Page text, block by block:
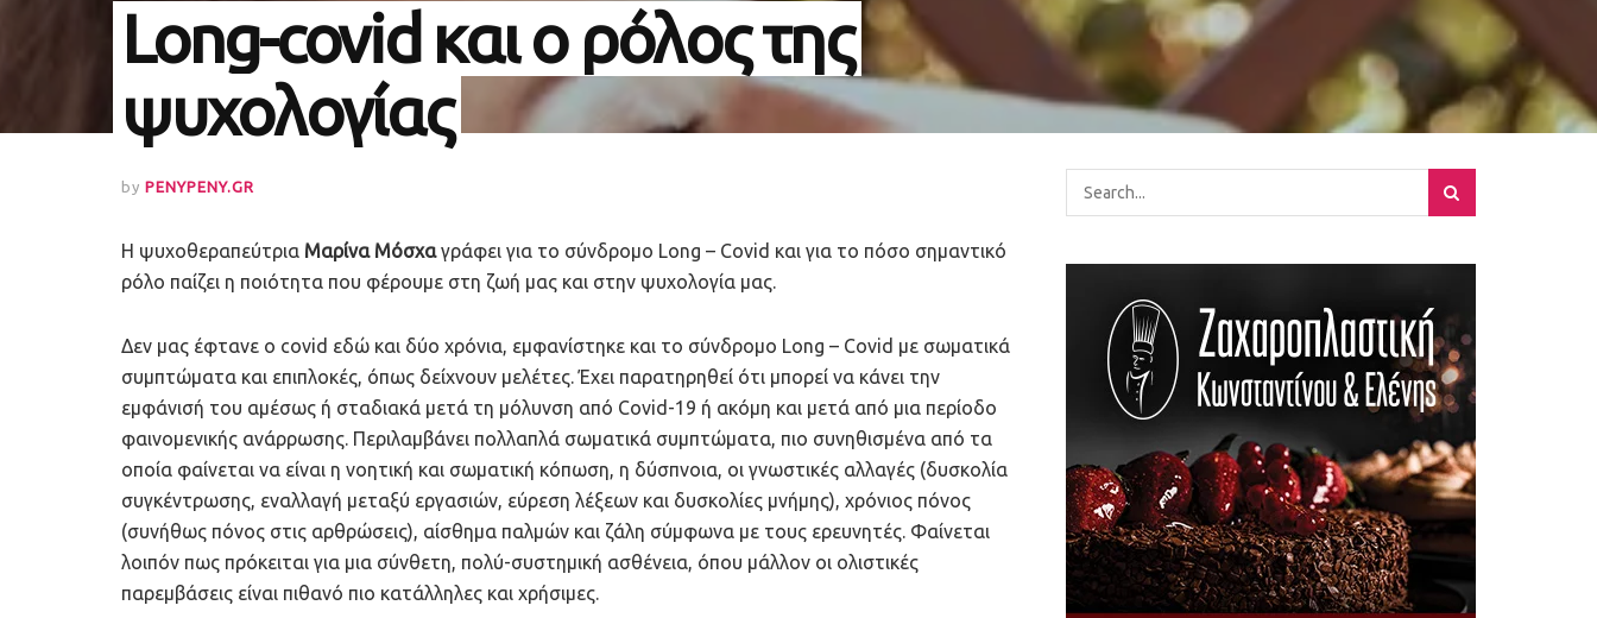
Long-covid και ο ρόλος της
ψυχολογίας
by PENYPENY.GR
Η ψυχοθεραπεύτρια Μαρίνα Μόσχαγράφει για το σύνδρομο Long – Covid και για το πόσο σημαντικό
ρόλο παίζει η ποιότητα που φέρουμε στη ζωή μας και στην ψυχολογία μας.
Δεν μας έφτανε ο covid εδώ και δύο χρόνια, εμφανίστηκε και το σύνδρομο Long – Covid με σωματικά
συμπτώματα και επιπλοκές, όπως δείχνουν μελέτες. Έχει παρατηρηθεί ότι μπορεί να κάνει την
εμφάνισή του αμέσως ή σταδιακά μετά τη μόλυνση από Covid-19 ή ακόμη και μετά από μια περίοδο
φαινομενικής ανάρρωσης. Περιλαμβάνει πολλαπλά σωματικά συμπτώματα, πιο συνηθισμένα από τα
οποία φαίνεται να είναι η νοητική και σωματική κόπωση, η δύσπνοια, οι γνωστικές αλλαγές (δυσκολία
συγκέντρωσης, εναλλαγή μεταξύ εργασιών, εύρεση λέξεων και δυσκολίες μνήμης), χρόνιος πόνος
(συνήθως πόνος στις αρθρώσεις), αίσθημα παλμών και ζάλη σύμφωνα με τους ερευνητές. Φαίνεται
λοιπόν πως πρόκειται για μια σύνθετη, πολύ-συστημική ασθένεια, όπου μάλλον οι ολιστικές
παρεμβάσεις είναι πιθανό πιο κατάλληλες και χρήσιμες.